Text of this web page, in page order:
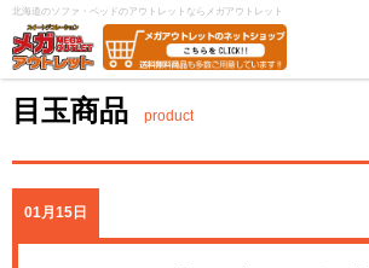
北海道のソファ・ベッドのアウトレットならメガアウトレット
目玉商品 product
01月15日